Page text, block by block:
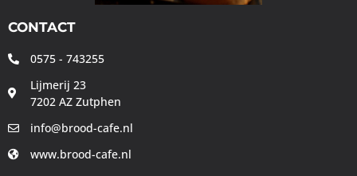
CONTACT
0575 - 743255
Lijmerij 23
7202 AZ Zutphen
info@brood-cafe.nl
www.brood-cafe.nl